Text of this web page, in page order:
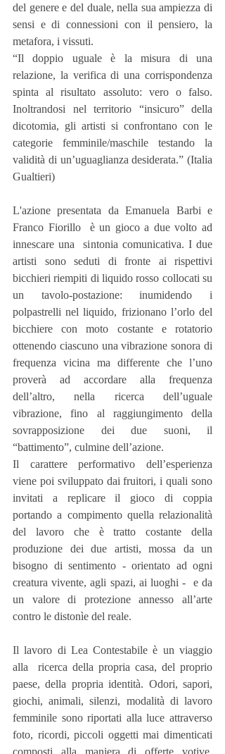
del genere e del duale, nella sua ampiezza di
sensi e di connessioni con il pensiero, la
metafora, i vissuti.
“Il doppio uguale è la misura di una
relazione, la verifica di una corrispondenza
spinta al risultato assoluto: vero o falso.
Inoltrandosi nel territorio “insicuro” della
dicotomia, gli artisti si confrontano con le
categorie femminile/maschile testando la
validità di un’uguaglianza desiderata.” (Italia
Gualtieri)
L'azione presentata da Emanuela Barbi e
Franco Fiorillo  è un gioco a due volto ad
innescare una  sintonia comunicativa. I due
artisti sono seduti di fronte ai rispettivi
bicchieri riempiti di liquido rosso collocati su
un tavolo-postazione: inumidendo i
polpastrelli nel liquido, frizionano l’orlo del
bicchiere con moto costante e rotatorio
ottenendo ciascuno una vibrazione sonora di
frequenza vicina ma differente che l’uno
proverà ad accordare alla frequenza
dell’altro, nella ricerca dell’uguale
vibrazione, fino al raggiungimento della
sovrapposizione dei due suoni, il
“battimento”, culmine dell’azione.
Il carattere performativo dell’esperienza
viene poi sviluppato dai fruitori, i quali sono
invitati a replicare il gioco di coppia
portando a compimento quella relazionalità
del lavoro che è tratto costante della
produzione dei due artisti, mossa da un
bisogno di sentimento - orientato ad ogni
creatura vivente, agli spazi, ai luoghi -  e da
un valore di protezione annesso all’arte
contro le distonìe del reale.
Il lavoro di Lea Contestabile è un viaggio
alla  ricerca della propria casa, del proprio
paese, della propria identità. Odori, sapori,
giochi, animali, silenzi, modalità di lavoro
femminile sono riportati alla luce attraverso
foto, ricordi, piccoli oggetti mai dimenticati
composti alla maniera di offerte votive,